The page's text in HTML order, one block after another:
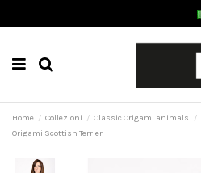
Home Collezioni Classic Origami animals
Origami Scottish Terrier